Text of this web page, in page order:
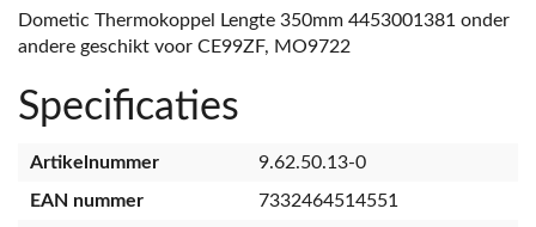
Dometic Thermokoppel Lengte 350mm 4453001381 onder
andere geschikt voor CE99ZF, MO9722
Specificaties
Artikelnummer
9.62.50.13-0
EAN nummer
7332464514551